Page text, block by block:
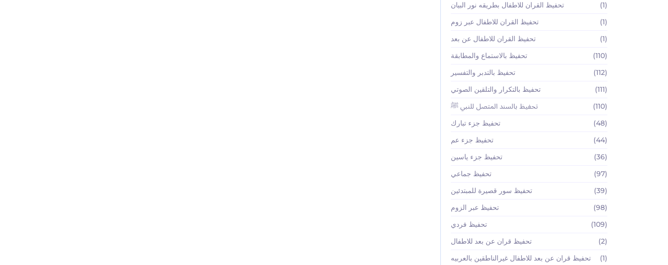
تحفيظ القران للاطفال بطريقه نور البيان
(1)
تحفيظ القران للاطفال عبر زوم
(1)
تحفيظ القران للاطفال عن بعد
(1)
تحفيظ بالاستماع والمطابقة
(110)
تحفيظ بالتدبر والتفسير
(112)
تحفيظ بالتكرار والتلقين الصوتي
(111)
تحفيظ بالسند المتصل للنبي ﷺ
(110)
تحفيظ جزء تبارك
(48)
تحفيظ جزء عم
(44)
تحفيظ جزء ياسين
(36)
تحفيظ جماعي
(97)
تحفيظ سور قصيرة للمبتدئين
(39)
تحفيظ عبر الزوم
(98)
تحفيظ فردي
(109)
تحفيظ قران عن بعد للاطفال
(2)
تحفيظ قران عن بعد للاطفال غيرالناطقين بالعربيه
(1)